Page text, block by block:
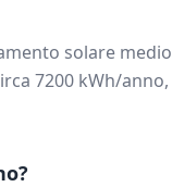
solare
7200 kWh/
?